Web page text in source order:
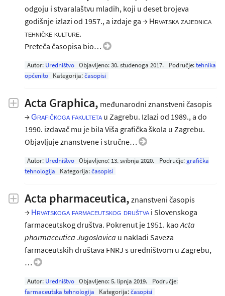
odgoju i stvaralaštvu mladih, koji u deset brojeva
godišnje izlazi od 1957., a izdaje ga → Hrvatska zajednica
tehničke kulture.
Preteča časopisa bio…
Autor: Uredništvo Objavljeno:30. studenoga 2017. Područje: tehnika
općenito
Kategorija:časopisi
Acta Graphica, međunarodni znanstveni časopis
→Grafičkoga fakultetau Zagrebu. Izlazi od 1989., a do
1990. izdavač mu je bila Viša grafička škola u Zagrebu.
Objavljuje znanstvene i stručne…
Autor: Uredništvo Objavljeno: 13. svibnja 2020. Područje: grafička
tehnologija
Kategorija:časopisi
Acta pharmaceutica, znanstveni časopis
→ Hrvatskoga farmaceutskog društvai Slovenskoga
farmaceutskog društva. Pokrenut je 1951. kaoActa
pharmaceutica Jugoslavica u nakladi Saveza
farmaceutskih društava FNRJ s uredništvom u Zagrebu,
…
Autor: Uredništvo Objavljeno:5. lipnja 2019.
Područje:
farmaceutska tehnologija
Kategorija:časopisi